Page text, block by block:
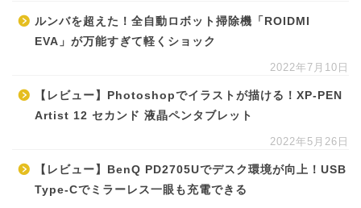
ルンバを超えた！全自動ロボット掃除機「ROIDMI
EVA」が万能すぎて軽くショック
2022年7月10日
【レビュー】Photoshopでイラストが描ける！XP-PEN
Artist 12 セカンド 液晶ペンタブレット
2022年5月26日
【レビュー】BenQ PD2705Uでデスク環境が向上！USB
Type-Cでミラーレス一眼も充電できる